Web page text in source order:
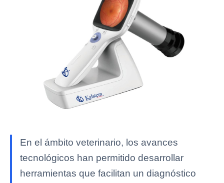
En el ámbito veterinario, los avances
tecnológicos han permitido desarrollar
herramientas que facilitan un diagnóstico